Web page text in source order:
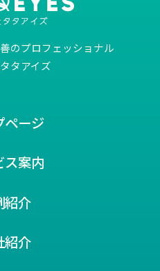
のプロフェッショナル
タアイズ
紹介
紹介
ス案内
ページ